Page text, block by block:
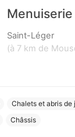
Saint-Léger
(à 7 km de
Chalets et abris de
Châssis